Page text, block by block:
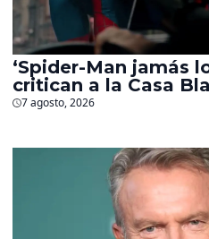
‘Spider-Man jamás
critican a la Casa
al héroe para
7 agosto, 2026